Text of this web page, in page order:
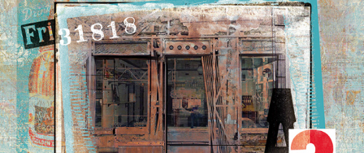
Architexture